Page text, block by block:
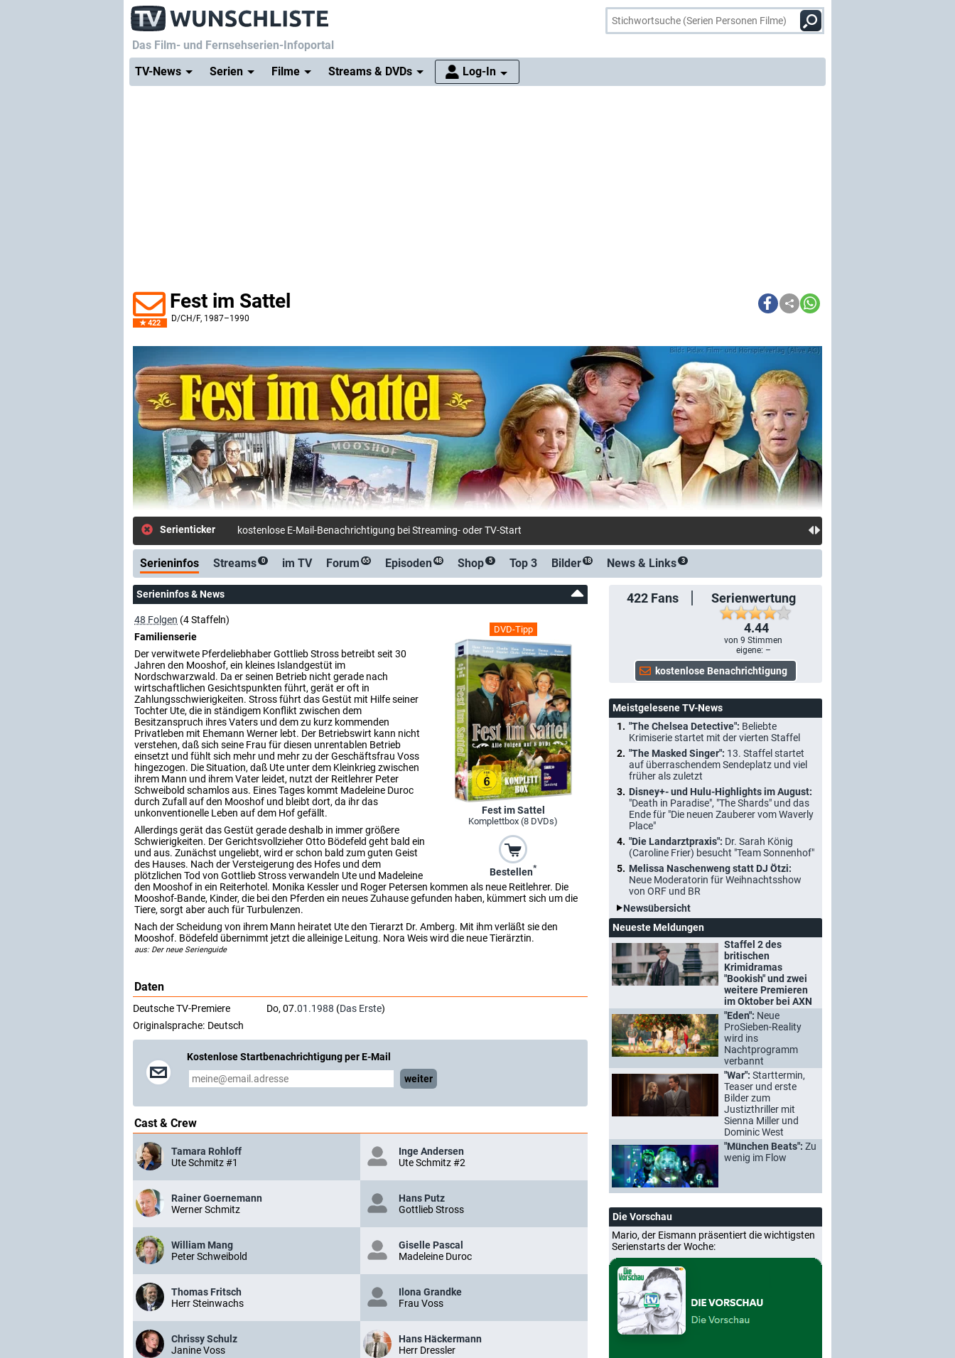
Das Film- und Fernsehserien-Infoportal
TV-News
Serien Filme Streams & DVDs Log-In
422
Fest im Sattel
D/CH/F, 1987–1990
Serienticker kostenlose E-Mail-Benachrichtigung bei Streaming- oder TV-Start
Serieninfos Streams 0 im TV Forum 65 Episoden 48 Shop 5 Top 3 Bilder 18 News & Links 3
422 Fans
Serienwertung
4.44
von9 Stimmen
eigene: –
Serieninfos & News
DVD-Tipp
Fest im Sattel
Komplettbox (8 DVDs)
Bestellen*
48 Folgen (4 Staffeln)
Familienserie
Der verwitwete Pferdeliebhaber Gottlieb Stross betreibt seit 30
Jahren den Mooshof, ein kleines Islandgestüt im
Nordschwarzwald. Da er seinen Betrieb nicht gerade nach
wirtschaftlichen Gesichtspunkten führt, gerät er oft in
Zahlungsschwierigkeiten. Stross führt das Gestüt mit Hilfe seiner
Tochter Ute, die in ständigem Konflikt zwischen dem
Besitzanspruch ihres Vaters und dem zu kurz kommenden
Privatleben mit Ehemann Werner lebt. Der Betriebswirt kann nicht
verstehen, daß sich seine Frau für diesen unrentablen Betrieb
einsetzt und fühlt sich mehr und mehr zu der Geschäftsfrau Voss
hingezogen. Die Situation, daß Ute unter dem Kleinkrieg zwischen
ihrem Mann und ihrem Vater leidet, nutzt der Reitlehrer Peter
Schweibold schamlos aus. Eines Tages kommt Madeleine Duroc
durch Zufall auf den Mooshof und bleibt dort, da ihr das
unkonventionelle Leben auf dem Hof gefällt.
Allerdings gerät das Gestüt gerade deshalb in immer größere
Schwierigkeiten. Der Gerichtsvollzieher Otto Bödefeld geht bald ein
und aus. Zunächst ungeliebt, wird er schon bald zum guten Geist
des Hauses. Nach der Versteigerung des Hofes und dem
plötzlichen Tod von Gottlieb Stross verwandeln Ute und Madeleine
den Mooshof in ein Reiterhotel. Monika Kessler und Roger Petersen kommen als neue Reitlehrer. Die
Mooshof-Bande, Kinder, die bei den Pferden ein neues Zuhause gefunden haben, kümmert sich um die
Tiere, sorgt aber auch für Turbulenzen.
Nach der Scheidung von ihrem Mann heiratet Ute den Tierarzt Dr. Amberg. Mit ihm verläßt sie den
Mooshof. Bödefeld übernimmt jetzt die alleinige Leitung. Nora Weis wird die neue Tierärztin.
aus: Der neue Serienguide
Daten
Deutsche TV-Premiere Do, 07.01.1988 (Das Erste)
Originalsprache: Deutsch
Kostenlose Startbenachrichtigung per E-Mail
weiter
Cast & Crew
Tamara Rohloff
Ute Schmitz #1
Inge Andersen
Ute Schmitz #2
Rainer Goernemann
Werner Schmitz
Hans Putz
Gottlieb Stross
William Mang
Peter Schweibold
Giselle Pascal
Madeleine Duroc
Thomas Fritsch
Herr Steinwachs
Ilona Grandke
Frau Voss
Chrissy Schulz
Janine Voss
Hans Häckermann
Herr Dressler
Meistgelesene TV-News
"The Chelsea Detective": Beliebte
Krimiserie startet mit der vierten Staffel
"The Masked Singer": 13. Staffel startet
auf überraschendem Sendeplatz und viel
früher als zuletzt
Disney+- und Hulu-Highlights im August:
"Death in Paradise", "The Shards" und das
Ende für "Die neuen Zauberer vom Waverly
Place"
"Die Landarztpraxis": Dr. Sarah König
(Caroline Frier) besucht "Team Sonnenhof"
Melissa Naschenweng statt DJ Ötzi:
Neue Moderatorin für Weihnachtsshow
von ORF und BR
Newsübersicht
Neueste Meldungen
Staffel 2 des
britischen
Krimidramas
"Bookish" und zwei
weitere Premieren
im Oktober bei AXN
"Eden": Neue
ProSieben-Reality
wird ins
Nachtprogramm
verbannt
"War": Starttermin,
Teaser und erste
Bilder zum
Justizthriller mit
Sienna Miller und
Dominic West
"München Beats": Zu
wenig im Flow
Die Vorschau
Mario, der Eismann präsentiert die wichtigsten
Serienstarts der Woche: